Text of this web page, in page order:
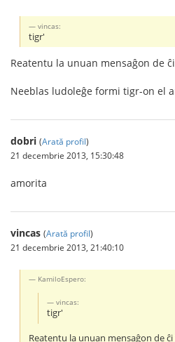
vincas:
tigr'
Reatentu la unuan mensaĝon de
Neeblas ludoleĝe formi tigr-on el
dobri (Arată profil)
21 decembrie 2013, 15:30:48
amorita
vincas (Arată profil)
21 decembrie 2013, 21:40:10
KamiloEspero:
vincas:
tigr'
Reatentu la unuan mensaĝon de